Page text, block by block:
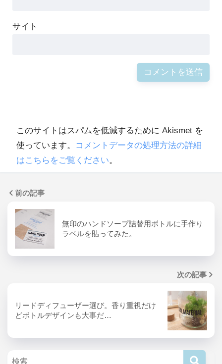
サイト
このサイトはスパムを低減するために Akismet を
使っています。 コメントデータの処理方法の詳細
はこちらをご覧ください。
前の記事
無印のハンドソープ詰替用ボトルに手作り
ラベルを貼ってみた。
次の記事
リードディフューザー選び。香り重視だけ
どボトルデザインも大事だ…